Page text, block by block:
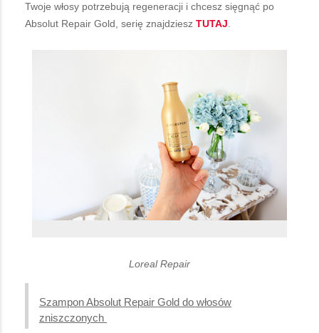
Twoje włosy potrzebują regeneracji i chcesz sięgnąć po
Absolut Repair Gold, serię znajdziesz TUTAJ.
Loreal Repair
Szampon Absolut Repair Gold do włosów
zniszczonych